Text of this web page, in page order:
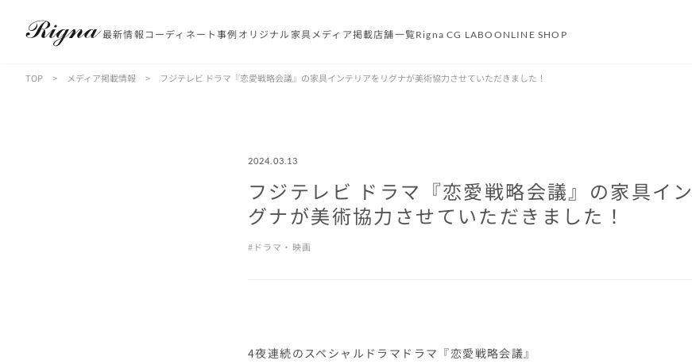
最新情報 コーディネート事例オリジナル家具 メディア掲載店舗一覧Rigna CG LABO ONLINE SHOP
TOP > メディア掲載情報 > フジテレビ ドラマ『恋愛戦略会議』の家具インテリアをリグナが美術協力させていただきました！
2024.03.13
フジテレビ ドラマ『恋愛戦略会議』の家具イ
グナが美術協力させていただきました！
ドラマ・映画
4夜連続のスペシャルドラマドラマ『恋愛戦略会議』